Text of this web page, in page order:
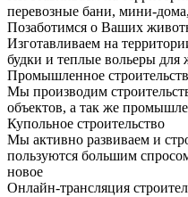
перевозные бани, мини-
Позаботимся о Ваших
Изготавливаем на
будки и теплые вольеры
Промышленное
Мы производим
объектов, а так же
Купольное строительство
Мы активно развиваем и
пользуются большим
новое
Онлайн-трансляция